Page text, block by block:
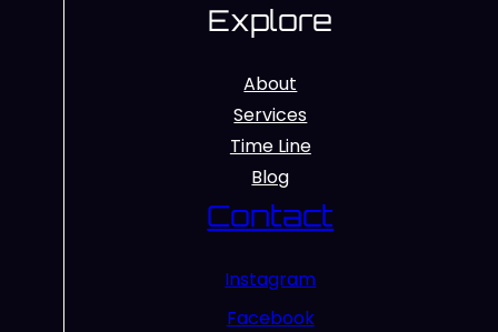
Explore
About
Services
Time Line
Blog
Contact
Instagram
Facebook